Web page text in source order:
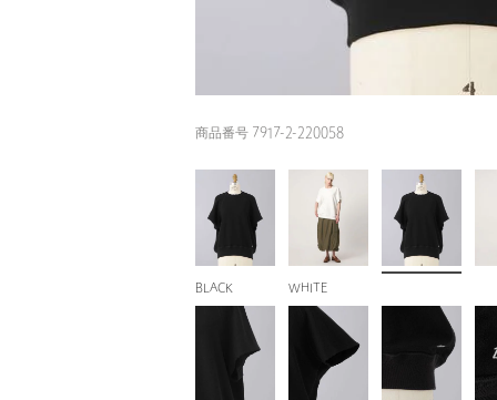
商品番号 7917-2-220058
BLACK WHITE